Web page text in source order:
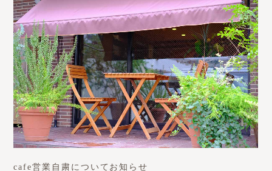
cafe営業自粛についてお知らせ